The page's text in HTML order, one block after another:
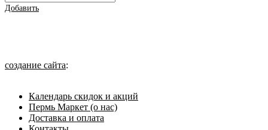
Добавить
создание сайта:
Календарь скидок и акций
Пермь Маркет (о нас)
Доставка и оплата